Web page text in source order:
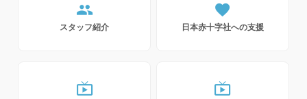
people
スタッフ紹介
favorite
日本赤十字社への支援
live_tv live_tv